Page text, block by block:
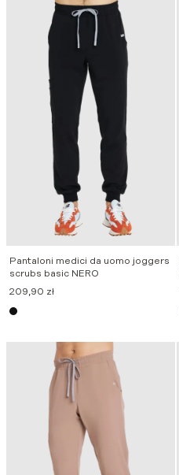
Pantaloni medici da uomo joggers
scrubs basic NERO
209,90 zł